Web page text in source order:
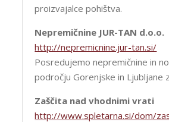
proizvajalce pohištva.
Nepremičnine JUR-TAN d.o.o.
http://nepremicnine.jur-tan.si/
Posredujemo nepremičnine in
področju Gorenjske in Ljubljane
Zaščita nad vhodnimi vrati
http://www.spletarna.si/dom/